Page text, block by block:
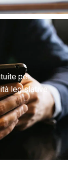
per
legislative